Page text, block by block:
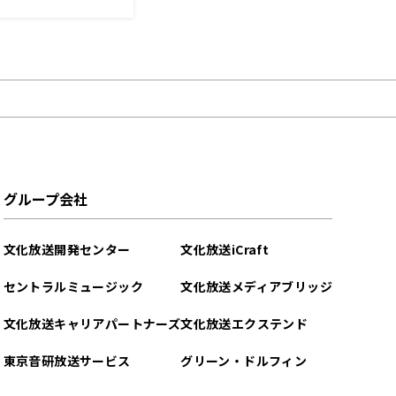
グループ会社
文化放送開発センター
セントラルミュージック
文化放送キャリアパートナーズ
東京音研放送サービス
文化放送iCraft
文化放送メディアブリッジ
文化放送エクステンド
グリーン・ドルフィン